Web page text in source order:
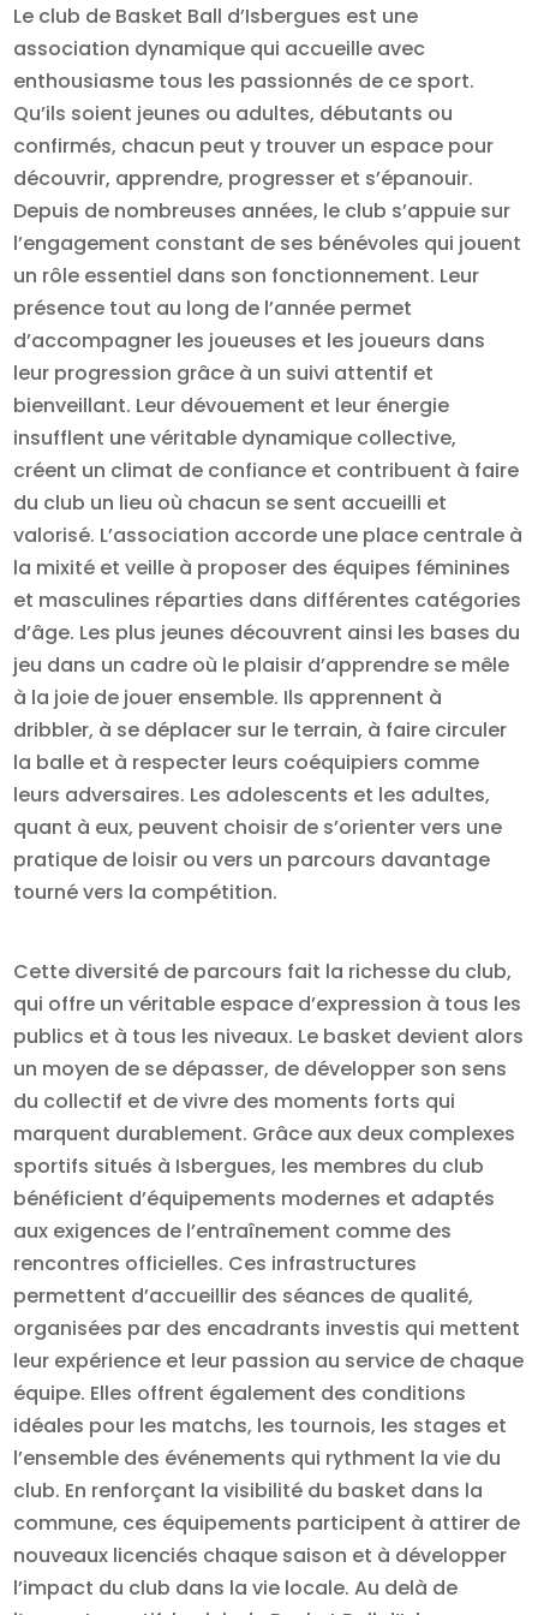
Le club de Basket Ball d’Isbergues est une
association dynamique qui accueille avec
enthousiasme tous les passionnés de ce sport.
Qu’ils soient jeunes ou adultes, débutants ou
confirmés, chacun peut y trouver un espace pour
découvrir, apprendre, progresser et s’épanouir.
Depuis de nombreuses années, le club s’appuie sur
l’engagement constant de ses bénévoles qui jouent
un rôle essentiel dans son fonctionnement. Leur
présence tout au long de l’année permet
d’accompagner les joueuses et les joueurs dans
leur progression grâce à un suivi attentif et
bienveillant. Leur dévouement et leur énergie
insufflent une véritable dynamique collective,
créent un climat de confiance et contribuent à faire
du club un lieu où chacun se sent accueilli et
valorisé. L’association accorde une place centrale à
la mixité et veille à proposer des équipes féminines
et masculines réparties dans différentes catégories
d’âge. Les plus jeunes découvrent ainsi les bases du
jeu dans un cadre où le plaisir d’apprendre se mêle
à la joie de jouer ensemble. Ils apprennent à
dribbler, à se déplacer sur le terrain, à faire circuler
la balle et à respecter leurs coéquipiers comme
leurs adversaires. Les adolescents et les adultes,
quant à eux, peuvent choisir de s’orienter vers une
pratique de loisir ou vers un parcours davantage
tourné vers la compétition.
Cette diversité de parcours fait la richesse du club,
qui offre un véritable espace d’expression à tous les
publics et à tous les niveaux. Le basket devient alors
un moyen de se dépasser, de développer son sens
du collectif et de vivre des moments forts qui
marquent durablement. Grâce aux deux complexes
sportifs situés à Isbergues, les membres du club
bénéficient d’équipements modernes et adaptés
aux exigences de l’entraînement comme des
rencontres officielles. Ces infrastructures
permettent d’accueillir des séances de qualité,
organisées par des encadrants investis qui mettent
leur expérience et leur passion au service de chaque
équipe. Elles offrent également des conditions
idéales pour les matchs, les tournois, les stages et
l’ensemble des événements qui rythment la vie du
club. En renforçant la visibilité du basket dans la
commune, ces équipements participent à attirer de
nouveaux licenciés chaque saison et à développer
l’impact du club dans la vie locale. Au delà de